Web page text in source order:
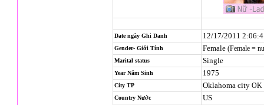
Date ngày Ghi Danh 12/17/2011
Gender- Giới Tính Female (Female =
Marital status Single
Year Năm Sinh 1975
City TP Oklahoma city OK
Country Nước US